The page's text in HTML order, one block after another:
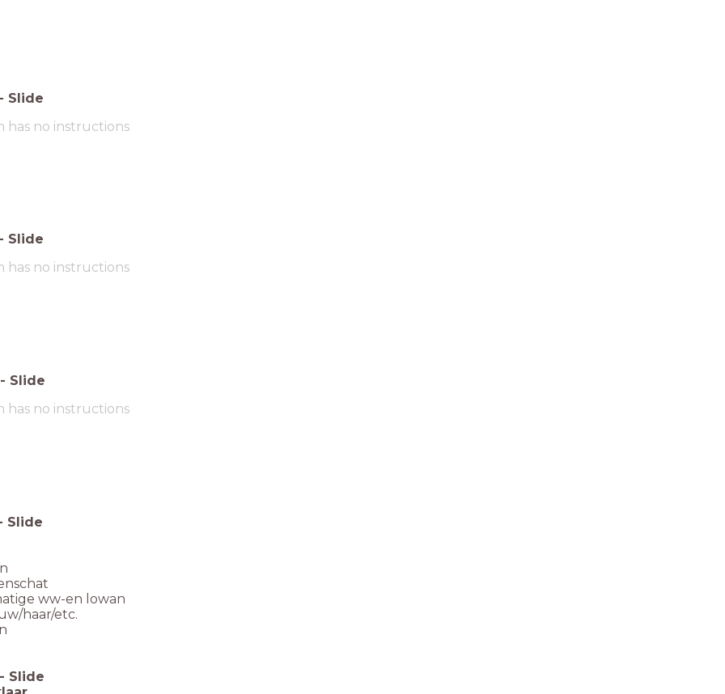
- Slide
has no instructions
- Slide
has no instructions
- Slide
has no instructions
Slide
ww-en lowan
haar/etc.
- Slide